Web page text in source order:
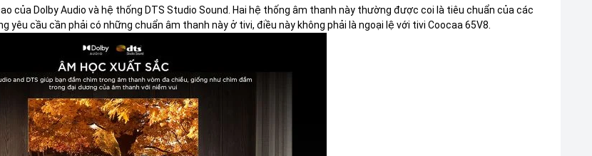
của Dolby Audio và hệ thống DTS Studio Sound. Hai hệ thống âm thanh này thường được coi là tiêu chuẩn của các
cầu cần phải có những chuẩn âm thanh này ở tivi, điều này không phải là ngoại lệ với tivi Coocaa 65V8.